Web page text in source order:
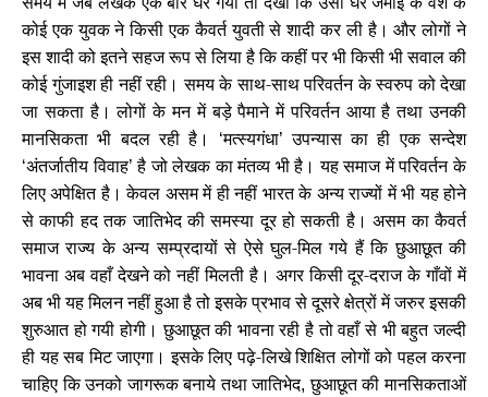
कोई एक युवक ने किसी एक कैवर्त युवती से शादी कर ली है। और लोगों ने
इस शादी को इतने सहज रूप से लिया है कि कहीं पर भी किसी भी सवाल की
कोई गुंजाइश ही नहीं रही। समय के साथ-साथ परिवर्तन के स्वरुप को देखा
जा सकता है। लोगों के मन में बड़े पैमाने में परिवर्तन आया है तथा उनकी
मानसिकता भी बदल रही है।
‘मत्स्यगंधा’उपन्यास का ही एक सन्देश
‘अंतर्जातीय विवाह’है जो लेखक का मंतव्य भी है। यह समाज में परिवर्तन के
लिए अपेक्षित है। केवल असम में ही नहीं भारत के अन्य राज्यों में भी यह होने
से काफी हद तक जातिभेद की समस्या दूर हो सकती है। असम का कैवर्त
समाज राज्य के अन्य सम्प्रदायों से ऐसे घुल-मिल गये हैं कि छुआछूत की
भावना अब वहाँ देखने को नहीं मिलती है। अगर किसी दूर-दराज के गाँवों में
अब भी यह मिलन नहीं हुआ है तो इसके प्रभाव से दूसरे क्षेत्रों में जरुर इसकी
शुरुआत हो गयी होगी। छुआछूत की भावना रही है तो वहाँ से भी बहुत जल्दी
ही यह सब मिट जाएगा। इसके लिए पढ़े-लिखे शिक्षित लोगों को पहल करना
चाहिए कि उनको जागरूक बनाये तथा जातिभेद,छुआछूत की मानसिकताओं